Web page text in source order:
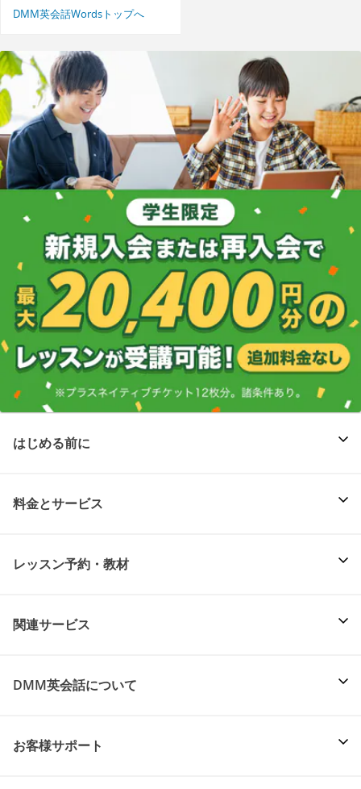
DMM英会話Wordsトップへ
はじめる前に
料金とサービス
レッスン予約・教材
関連サービス
DMM英会話について
お客様サポート